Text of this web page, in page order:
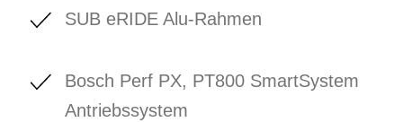
SUB eRIDE Alu-Rahmen
Bosch Perf PX, PT800 SmartSystem
Antriebssystem